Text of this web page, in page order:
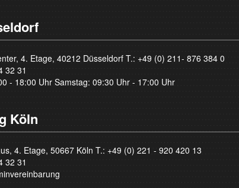
4. Etage, 40212 Düsseldorf T.: +49 (0) 211- 876 384 0
32 31
- 18:00 Uhr Samstag: 09:30 Uhr - 17:00 Uhr
Köln
4. Etage, 50667 Köln T.: +49 (0) 221 - 920 420 13
32 31